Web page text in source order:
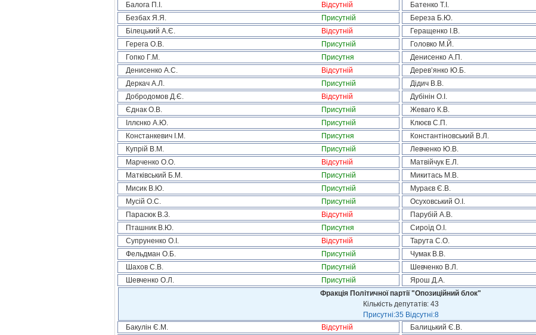
Балога П.І.
Відсутній Батенко Т.І.
Безбах Я.Я.
Присутній Береза Б.Ю.
Білецький А.Є.
Відсутній Геращенко І.В.
Герега О.В.
Присутній Головко М.Й.
Гопко Г.М.
Присутня Денисенко А.П.
Денисенко А.С.
Відсутній Дерев’янко Ю.Б.
Деркач А.Л.
Присутній Дідич В.В.
Добродомов Д.Є.
Відсутній Дубінін О.І.
Єднак О.В.
Присутній Жеваго К.В.
Іллєнко А.Ю.
Присутній Клюєв С.П.
Констанкевич І.М.
Присутня Константіновський В.Л.
Купрій В.М.
Присутній Левченко Ю.В.
Марченко О.О.
Відсутній Матвійчук Е.Л.
Матківський Б.М.
Присутній Микитась М.В.
Мисик В.Ю.
Присутній Мураєв Є.В.
Мусій О.С.
Присутній Осуховський О.І.
Парасюк В.З.
Відсутній Парубій А.В.
Пташник В.Ю.
Присутня Сироїд О.І.
Супруненко О.І.
Відсутній Тарута С.О.
Фельдман О.Б.
Присутній Чумак В.В.
Шахов С.В.
Присутній Шевченко В.Л.
Шевченко О.Л.
Присутній Ярош Д.А.
Фракція Політичної партії "Опозиційний блок"
Кількість депутатів: 43
Присутні:35 Відсутні:8
Бакулін Є.М.
Відсутній Балицький Є.В.